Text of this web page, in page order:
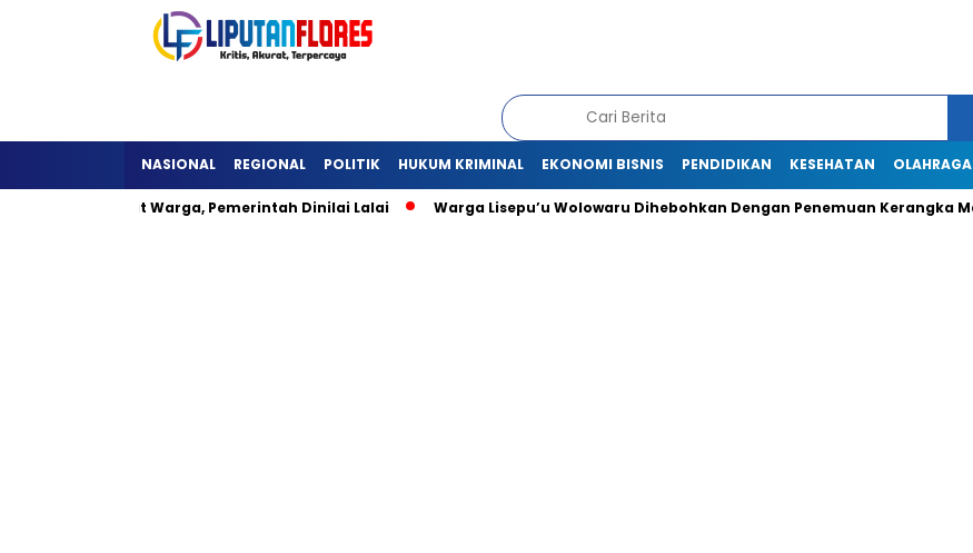
NASIONAL REGIONAL POLITIK HUKUM KRIMINAL EKONOMI BISNIS PENDIDIKAN KESEHATAN OLAHRAGA
Hambat Warga, Pemerintah Dinilai Lalai Warga Lisepu’u Wolowaru Dihebohkan Dengan Penemuan Kerangka Manusia